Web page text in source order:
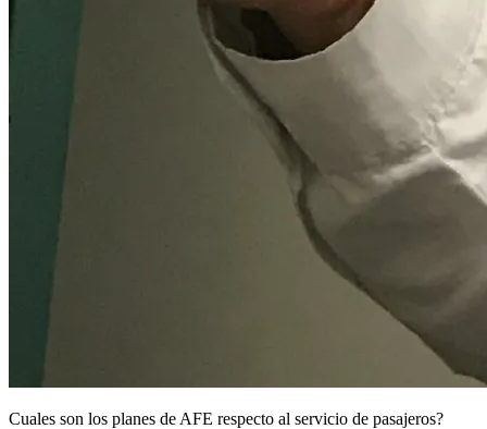
Cuales son los planes de AFE respecto al servicio de pasajeros?